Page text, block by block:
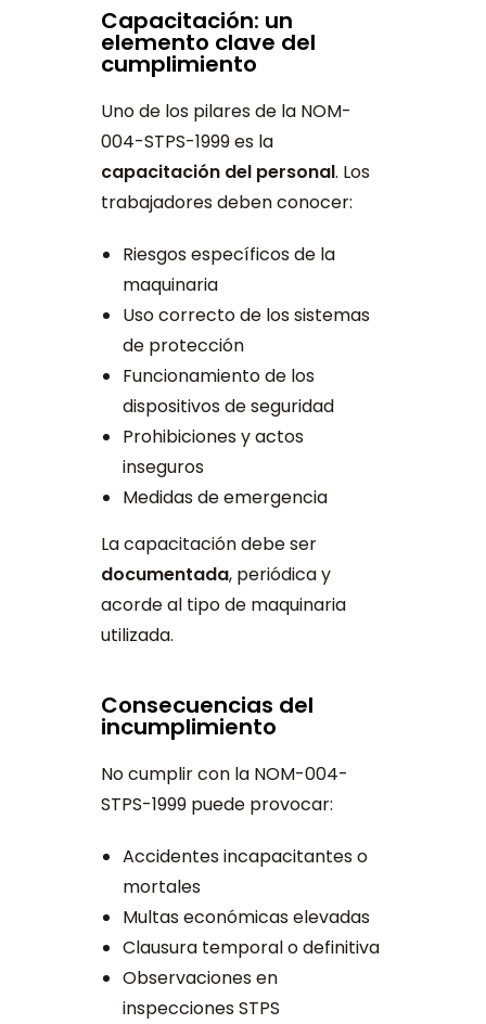
Capacitación: un
elemento clave del
cumplimiento
Uno de los pilares de la NOM-
004-STPS-1999 es la
capacitación del personal. Los
trabajadores deben conocer:
Riesgos específicos de la
maquinaria
Uso correcto de los sistemas
de protección
Funcionamiento de los
dispositivos de seguridad
Prohibiciones y actos
inseguros
Medidas de emergencia
La capacitación debe ser
documentada, periódica y
acorde al tipo de maquinaria
utilizada.
Consecuencias del
incumplimiento
No cumplir con la NOM-004-
STPS-1999 puede provocar:
Accidentes incapacitantes o
mortales
Multas económicas elevadas
Clausura temporal o definitiva
Observaciones en
inspecciones STPS